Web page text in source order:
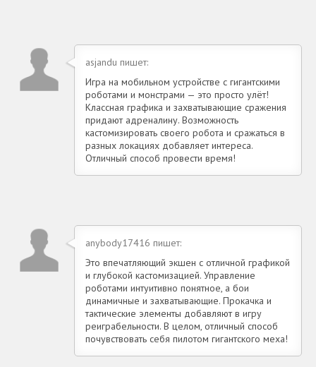
asjandu пишет:
Игра на мобильном устройстве с гигантскими
роботами и монстрами — это просто улёт!
Классная графика и захватывающие сражения
придают адреналину. Возможность
кастомизировать своего робота и сражаться в
разных локациях добавляет интереса.
Отличный способ провести время!
anybody17416 пишет:
Это впечатляющий экшен с отличной графикой
и глубокой кастомизацией. Управление
роботами интуитивно понятное, а бои
динамичные и захватывающие. Прокачка и
тактические элементы добавляют в игру
реиграбельности. В целом, отличный способ
почувствовать себя пилотом гигантского меха!